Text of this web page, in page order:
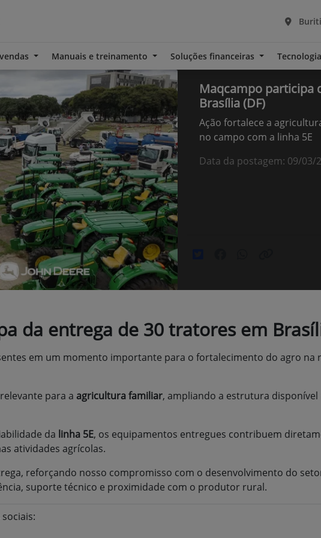
Manuais e treinamento Soluções financeiras Tecnologia
Maqcampo participa
Brasília (DF)
Ação fortalece a
no campo com a linha 5E
Data da postagem: 09/03/
da entrega de 30 tratores em
em um momento importante para o fortalecimento do agro na
para a agricultura familiar, ampliando a estrutura
da linha 5E, os equipamentos entregues contribuem
atividades agrícolas.
reforçando nosso compromisso com o desenvolvimento do
suporte técnico e proximidade com o produtor rural.